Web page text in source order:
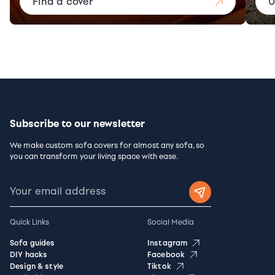
Subscribe to our newsletter
We make custom sofa covers for almost any sofa, so
you can transform your living space with ease.
Quick Links
Sofa guides
DIY hacks
Design & style
Social Media
Instagram
Facebook
Tiktok